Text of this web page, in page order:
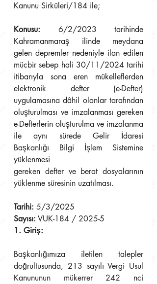
Kanunu Sirküleri/184 ile;
Konusu: 6/2/2023 tarihinde
Kahramanmaraş ilinde meydana
gelen depremler nedeniyle ilan edilen
mücbir sebep hali 30/11/2024 tarihi
itibarıyla sona eren mükelleflerden
elektronik defter (e-Defter)
uygulamasına dâhil olanlar tarafından
oluşturulması ve imzalanması gereken
e-Defterlerin oluşturulma ve imzalanma
ile aynı sürede Gelir İdaresi
Başkanlığı Bilgi İşlem Sistemine
yüklenmesi
gereken defter ve berat dosyalarının
yüklenme süresinin uzatılması.
Tarihi: 5/3/2025
Sayısı: VUK-184 / 2025-5
1. Giriş:
Başkanlığımıza iletilen talepler
doğrultusunda, 213 sayılı Vergi Usul
Kanununun mükerrer 242 nci